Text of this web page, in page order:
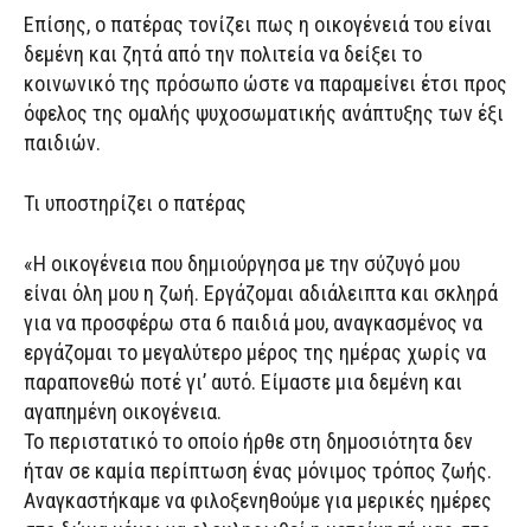
Επίσης, ο πατέρας τονίζει πως η οικογένειά του είναι
δεμένη και ζητά από την πολιτεία να δείξει το
κοινωνικό της πρόσωπο ώστε να παραμείνει έτσι προς
όφελος της ομαλής ψυχοσωματικής ανάπτυξης των έξι
παιδιών.
Τι υποστηρίζει ο πατέρας
«Η οικογένεια που δημιούργησα με την σύζυγό μου
είναι όλη μου η ζωή. Εργάζομαι αδιάλειπτα και σκληρά
για να προσφέρω στα 6 παιδιά μου, αναγκασμένος να
εργάζομαι το μεγαλύτερο μέρος της ημέρας χωρίς να
παραπονεθώ ποτέ γι’ αυτό. Είμαστε μια δεμένη και
αγαπημένη οικογένεια.
Το περιστατικό το οποίο ήρθε στη δημοσιότητα δεν
ήταν σε καμία περίπτωση ένας μόνιμος τρόπος ζωής.
Αναγκαστήκαμε να φιλοξενηθούμε για μερικές ημέρες